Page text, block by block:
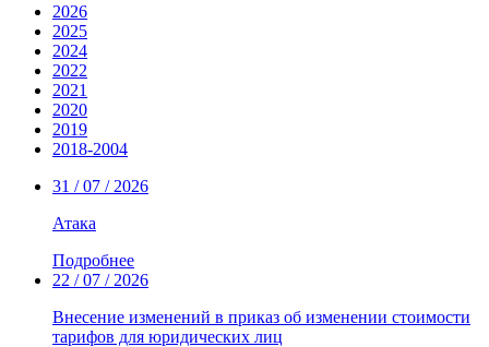
2026
2025
2024
2022
2021
2020
2019
2018-2004
31 / 07 / 2026
Атака
Подробнее
22 / 07 / 2026
Внесение изменений в приказ об изменении стоимости
тарифов для юридических лиц